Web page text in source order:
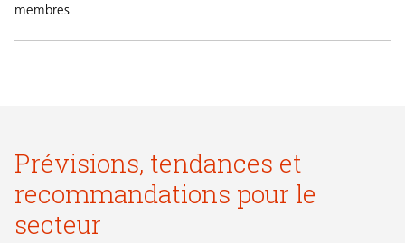
membres
Prévisions, tendances et
recommandations pour le
secteur